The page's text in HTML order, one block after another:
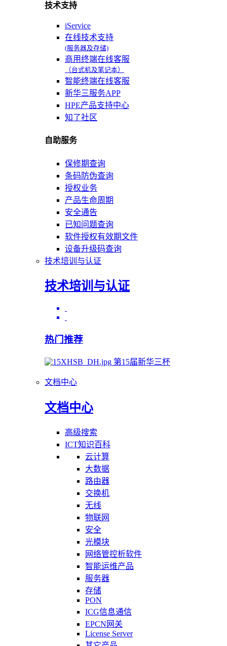
技术支持
iService
在线技术支持
(服务器及存储)
商用终端在线客服
（台式机及笔记本）
智能终端在线客服
新华三服务APP
HPE产品支持中心
知了社区
自助服务
保修期查询
条码防伪查询
授权业务
产品生命周期
安全通告
已知问题查询
软件授权有效期文件
设备升级码查询
技术培训与认证
技术培训与认证
热门推荐
第15届新华三杯
文档中心
文档中心
高级搜索
ICT知识百科
云计算
大数据
路由器
交换机
无线
物联网
安全
光模块
网络管控析软件
智能运维产品
服务器
存储
PON
ICG信息通信
EPCN网关
License Server